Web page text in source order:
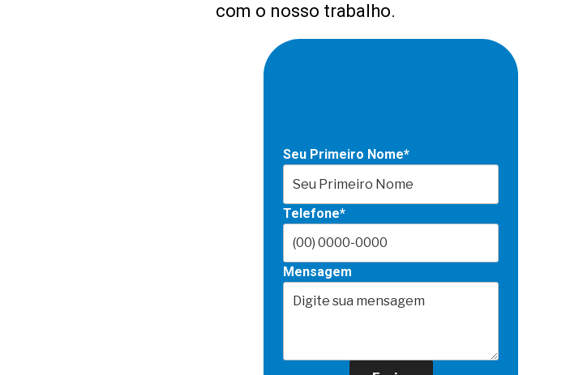
com o nosso trabalho.
Seu Primeiro Nome*
Telefone*
Mensagem